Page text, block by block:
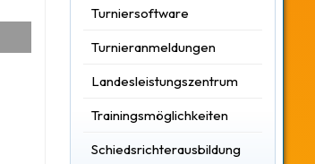
Turniersoftware
Turnieranmeldungen
Landesleistungszentrum
Trainingsmöglichkeiten
Schiedsrichterausbildung